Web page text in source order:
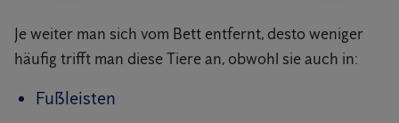
Je weiter man sich vom Bett entfernt, desto weniger
häufig trifft man diese Tiere an, obwohl sie auch in:
Fußleisten